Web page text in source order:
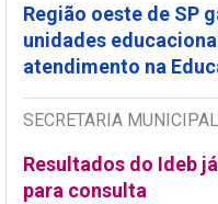
Região oeste de SP
unidades
atendimento na
SECRETARIA
Resultados do Ideb
para consulta